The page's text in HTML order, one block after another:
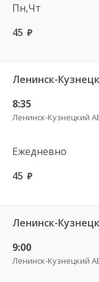
Пн,Чт
45 руб.
Ленинск-
8:35
Ленинск-Кузнецкий
Ежедневно
45 руб.
9:00
Ленинск-Кузнецкий